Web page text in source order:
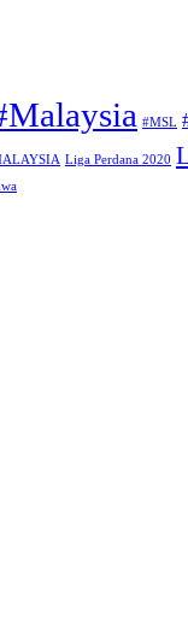
#MSL
Liga Perdana 2020